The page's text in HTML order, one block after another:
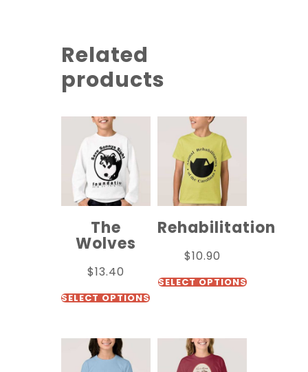
Related
products
The
Wolves
$13.40
SELECT OPTIONS
Rehabilitation
$10.90
SELECT OPTIONS